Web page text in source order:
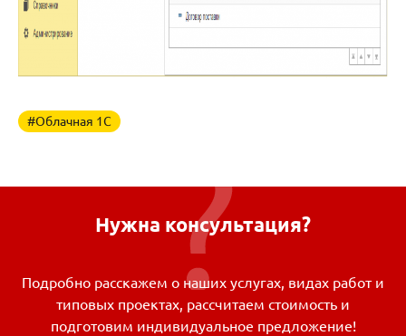
#Облачная 1С
Нужна консультация?
Подробно расскажем о наших услугах, видах работ и
типовых проектах, рассчитаем стоимость и
подготовим индивидуальное предложение!